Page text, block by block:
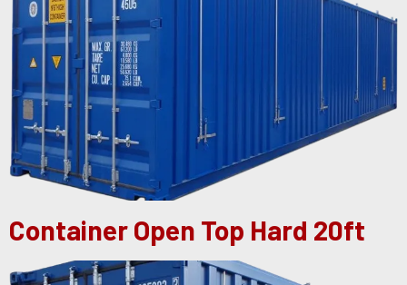
Container Open Top Hard 20ft